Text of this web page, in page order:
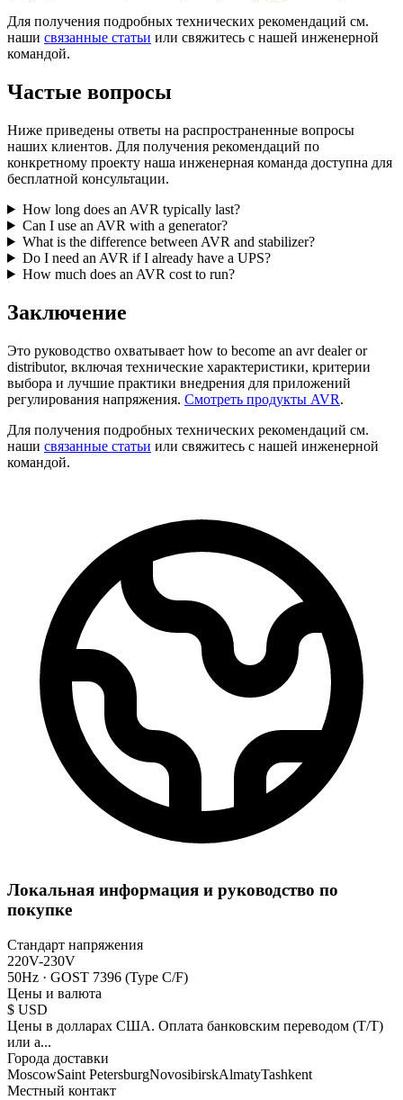
Для получения подробных технических рекомендаций см.
наши связанные статьи или свяжитесь с нашей инженерной
командой.
Частые вопросы
Ниже приведены ответы на распространенные вопросы
наших клиентов. Для получения рекомендаций по
конкретному проекту наша инженерная команда доступна для
бесплатной консультации.
How long does an AVR typically last?
Can I use an AVR with a generator?
What is the difference between AVR and stabilizer?
Do I need an AVR if I already have a UPS?
How much does an AVR cost to run?
Заключение
Это руководство охватывает how to become an avr dealer or
distributor, включая технические характеристики, критерии
выбора и лучшие практики внедрения для приложений
регулирования напряжения. Смотреть продукты AVR.
Для получения подробных технических рекомендаций см.
наши связанные статьи или свяжитесь с нашей инженерной
командой.
Локальная информация и руководство по
покупке
Стандарт напряжения
220V-230V
50Hz · GOST 7396 (Type C/F)
Цены и валюта
$ USD
Цены в долларах США. Оплата банковским переводом (T/T)
или а...
Города доставки
MoscowSaint PetersburgNovosibirskAlmatyTashkent
Местный контакт